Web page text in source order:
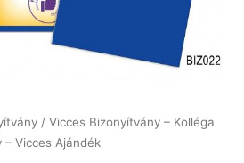
/ Vicces Bizonyítvány – Kolléga
Vicces Ajándék